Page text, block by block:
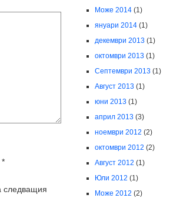
*
следващия
Може 2014(1)
януари 2014(1)
декември 2013(1)
октомври 2013(1)
Септември 2013(1)
Август 2013(1)
юни 2013(1)
април 2013(3)
ноември 2012 (2)
октомври 2012 (2)
Август 2012 (1)
Юли 2012 (1)
Може 2012 (2)